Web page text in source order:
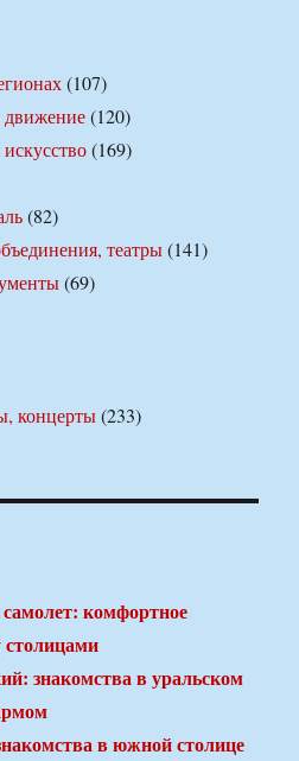
(107)
движение(120)
(169)
(82)
театры(141)
(69)
концерты(233)
комфортное
знакомства в уральском
в южной столице